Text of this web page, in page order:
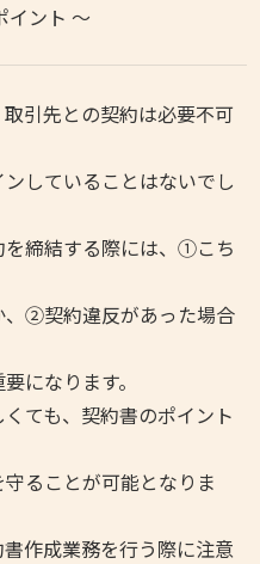
イント ～
引先との契約は必要不可
していることはないでし
締結する際には、①こち
、②契約違反があった場合
になります。
ても、契約書のポイント
ることが可能となりま
作成業務を行う際に注意